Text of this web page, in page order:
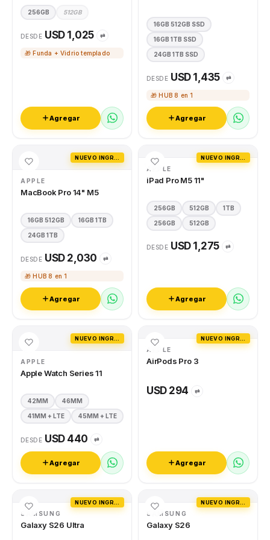
256GB 512GB
DESDE USD 1,025 ⇄
🎁 Funda + Vidrio templado
Agregar
16GB 512GB SSD
16GB 1TB SSD
24GB 1TB SSD
DESDE USD 1,435 ⇄
🎁 HUB 8 en 1
Agregar
APPLE
MacBook Pro 14" M5
16GB 512GB 16GB 1TB
24GB 1TB
DESDE USD 2,030 ⇄
🎁 HUB 8 en 1
Agregar
APPLE
iPad Pro M5 11"
256GB 512GB 1TB
256GB 512GB
DESDE USD 1,275 ⇄
Agregar
APPLE
Apple Watch Series 11
42MM 46MM
41MM + LTE 45MM + LTE
DESDE USD 440 ⇄
Agregar
APPLE
AirPods Pro 3
USD 294 ⇄
Agregar
SAMSUNG
Galaxy S26 Ultra
SAMSUNG
Galaxy S26